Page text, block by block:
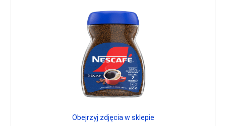
Obejrzyj zdjęcia w sklepie